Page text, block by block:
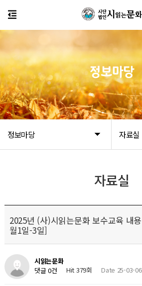
정보마당 자료실
정보마당
자료실
2025년 (사)시읽는문화 보수교육 내
월1일-3일]
시읽는문화
댓글 0건
Hit 379회 Date 25-03-